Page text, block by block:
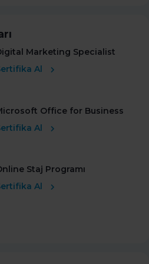
Marketing Specialist
Al
Office for Business
Al
Staj Programı
Al